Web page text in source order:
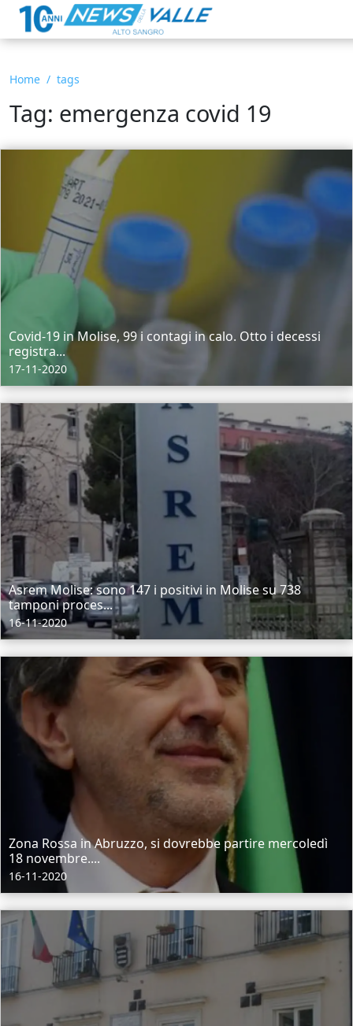
Home tags
Tag: emergenza covid 19
Covid-19 in Molise, 99 i contagi in calo. Otto i decessi
registra...
17-11-2020
Asrem Molise: sono 147 i positivi in Molise su 738
tamponi proces...
16-11-2020
Zona Rossa in Abruzzo, si dovrebbe partire mercoledì
18 novembre....
16-11-2020